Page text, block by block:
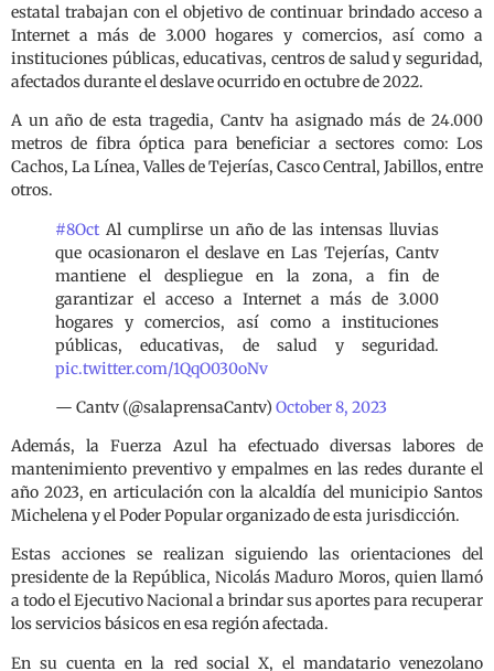
estatal trabajan con el objetivo de continuar brindado acceso a
Internet a más de 3.000 hogares y comercios, así como a
instituciones públicas, educativas, centros de salud y seguridad,
afectados durante el deslave ocurrido en octubre de 2022.
A un año de esta tragedia, Cantv ha asignado más de 24.000
metros de fibra óptica para beneficiar a sectores como: Los
Cachos, La Línea, Valles de Tejerías, Casco Central, Jabillos, entre
otros.
#8Oct Al cumplirse un año de las intensas lluvias
que ocasionaron el deslave en Las Tejerías, Cantv
mantiene el despliegue en la zona, a fin de
garantizar el acceso a Internet a más de 3.000
hogares y comercios, así como a instituciones
públicas, educativas, de salud y seguridad.
pic.twitter.com/1QqO030oNv
— Cantv (@salaprensaCantv) October 8, 2023
Además, la Fuerza Azul ha efectuado diversas labores de
mantenimiento preventivo y empalmes en las redes durante el
año 2023, en articulación con la alcaldía del municipio Santos
Michelena y el Poder Popular organizado de esta jurisdicción.
Estas acciones se realizan siguiendo las orientaciones del
presidente de la República, Nicolás Maduro Moros, quien llamó
a todo el Ejecutivo Nacional a brindar sus aportes para recuperar
los servicios básicos en esa región afectada.
En su cuenta en la red social X, el mandatario venezolano